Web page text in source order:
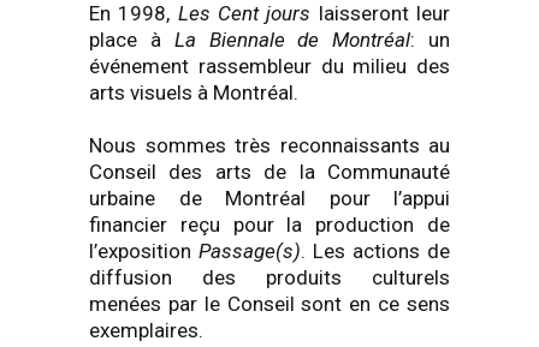
En 1998, Les Cent jours laisseront leur
place à La Biennale de Montréal: un
événement rassembleur du milieu des
arts visuels à Montréal.
Nous sommes très reconnaissants au
Conseil des arts de la Communauté
urbaine de Montréal pour l’appui
financier reçu pour la production de
l’exposition Passage(s). Les actions de
diffusion des produits culturels
menées par le Conseil sont en ce sens
exemplaires.